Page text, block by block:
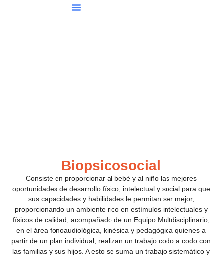
Biopsicosocial
Consiste en proporcionar al bebé y al niño las mejores
oportunidades de desarrollo físico, intelectual y social para que
sus capacidades y habilidades le permitan ser mejor,
proporcionando un ambiente rico en estímulos intelectuales y
físicos de calidad, acompañado de un Equipo Multdisciplinario,
en el área fonoaudiológica, kinésica y pedagógica quienes a
partir de un plan individual, realizan un trabajo codo a codo con
las familias y sus hijos. A esto se suma un trabajo sistemático y